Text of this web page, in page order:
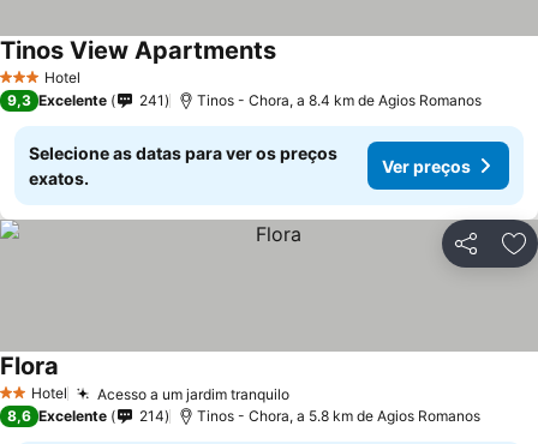
3 EstrelasHotel
Tinos View Apartments
9,3 Excelente 241 Tinos - Chora, a 8.4 km de Agios Romanos
Selecione as datas para ver os preços
exatos.
Ver preços
Partilhar
2 Estrelas
Hotel Acesso a um jardim tranquilo
Flora
8,6 Excelente 214 Tinos - Chora, a 5.8 km de Agios Romanos